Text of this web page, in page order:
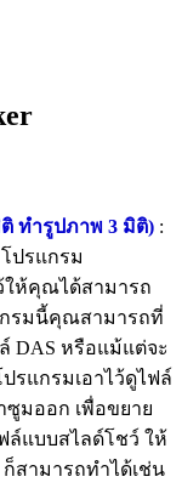
ติ ทำรูปภาพ 3 มิติ) :
ปรแกรม
ว้ให้คุณได้สามารถ
กรมนี้คุณสามารถที่
DAS หรือแม้แต่จะ
รแกรมเอาไว้ดูไฟล์
ซูมออก เพื่อขยาย
ล์แบบสไลด์โชว์ ให้
ก็สามารถทำได้เช่น